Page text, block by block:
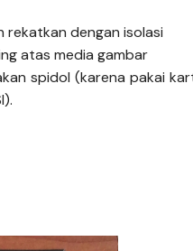
rekatkan dengan isolasi
atas media gambar
spidol (karena pakai